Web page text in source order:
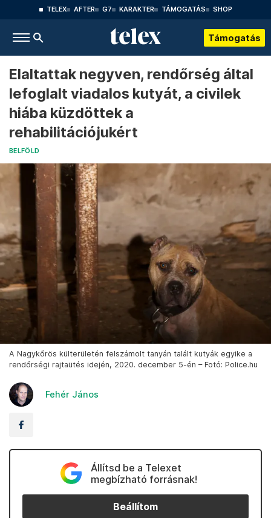
TELEX AFTER G7 KARAKTER TÁMOGATÁS SHOP
Támogatás
Elaltattak negyven, rendőrség által
lefoglalt viadalos kutyát, a civilek
hiába küzdöttek a
rehabilitációjukért
BELFÖLD
A Nagykőrös külterületén felszámolt tanyán talált kutyák egyike a
rendőrségi rajtaütés idején, 2020. december 5-én – Fotó: Police.hu
Fehér János
Állítsd be a Telexet
megbízható forrásnak!
Beállítom